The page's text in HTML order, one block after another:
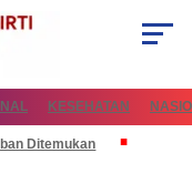
KESEHATAN
Ditemukan